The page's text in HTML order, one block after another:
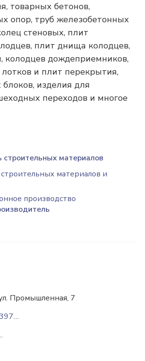
товарных бетонов,
опор, труб железобетонных
стеновых, плит
плит днища колодцев,
колодцев дождеприемников,
и плит перекрытия,
изделия для
переходов и многое
материалов
материалов и
производство
Промышленная, 7
(017)397-54-31